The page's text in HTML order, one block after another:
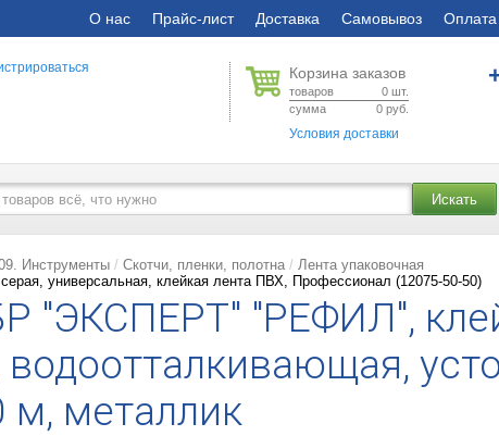
О нас Прайс-лист Доставка Самовывоз Оплата
Корзина заказов
товаров 0 шт.
сумма
0 руб.
Условия доставки
Искать
Инструменты Скотчи, пленки, полотна
Лента упаковочная
универсальная, клейкая лента ПВХ, Профессионал (12075-50-50)
"ЭКСПЕРТ" "РЕФИЛ",
м, металлик